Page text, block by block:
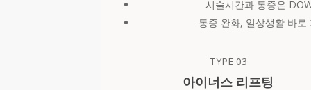
시술시간과 통증은
통증 완화, 일상생활 바로
TYPE 03
아이너스 리프팅